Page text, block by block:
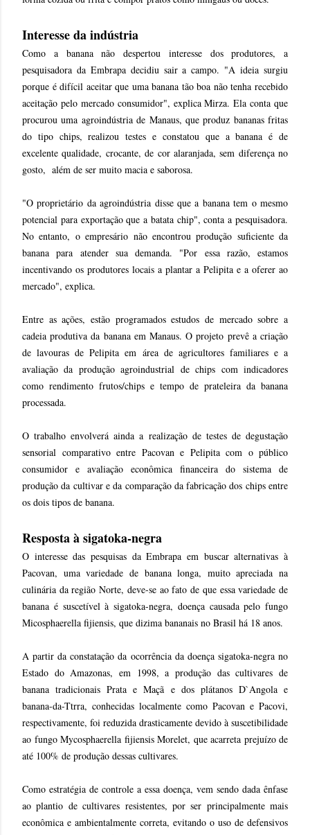
Interesse da indústria
Como a banana não despertou interesse dos produtores, a
pesquisadora da Embrapa decidiu sair a campo. "A ideia surgiu
porque é difícil aceitar que uma banana tão boa não tenha recebido
aceitação pelo mercado consumidor", explica Mirza. Ela conta que
procurou uma agroindústria de Manaus, que produz bananas fritas
do tipo chips, realizou testes e constatou que a banana é de
excelente qualidade, crocante, de cor alaranjada, sem diferença no
gosto, além de ser muito macia e saborosa.
"O proprietário da agroindústria disse que a banana tem o mesmo
potencial para exportação que a batata chip", conta a pesquisadora.
No entanto, o empresário não encontrou produção suficiente da
banana para atender sua demanda. "Por essa razão, estamos
incentivando os produtores locais a plantar a Pelipita e a oferer ao
mercado", explica.
Entre as ações, estão programados estudos de mercado sobre a
cadeia produtiva da banana em Manaus. O projeto prevê a criação
de lavouras de Pelipita em área de agricultores familiares e a
avaliação da produção agroindustrial de chips com indicadores
como rendimento frutos/chips e tempo de prateleira da banana
processada.
O trabalho envolverá ainda a realização de testes de degustação
sensorial comparativo entre Pacovan e Pelipita com o público
consumidor e avaliação econômica financeira do sistema de
produção da cultivar e da comparação da fabricação dos chips entre
os dois tipos de banana.
Resposta à sigatoka-negra
O interesse das pesquisas da Embrapa em buscar alternativas à
Pacovan, uma variedade de banana longa, muito apreciada na
culinária da região Norte, deve-se ao fato de que essa variedade de
banana é suscetível à sigatoka-negra, doença causada pelo fungo
Micosphaerella fijiensis, que dizima bananais no Brasil há 18 anos.
A partir da constatação da ocorrência da doença sigatoka-negra no
Estado do Amazonas, em 1998, a produção das cultivares de
banana tradicionais Prata e Maçã e dos plátanos D`Angola e
banana-da-Ttrra, conhecidas localmente como Pacovan e Pacovi,
respectivamente, foi reduzida drasticamente devido à suscetibilidade
ao fungo Mycosphaerella fijiensis Morelet, que acarreta prejuízo de
até 100% de produção dessas cultivares.
Como estratégia de controle a essa doença, vem sendo dada ênfase
ao plantio de cultivares resistentes, por ser principalmente mais
econômica e ambientalmente correta, evitando o uso de defensivos